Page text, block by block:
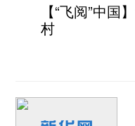
【“飞阅”中国
村